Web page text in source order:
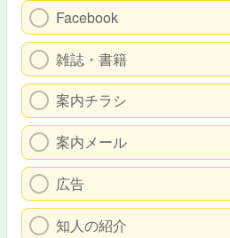
Facebook
雑誌・書籍
案内チラシ
案内メール
広告
知人の紹介